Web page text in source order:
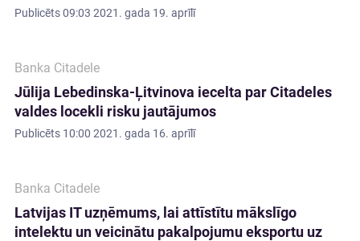
Publicēts09:03 2021. gada 19. aprīlī
Banka Citadele
Jūlija Lebedinska-Ļitvinova iecelta par Citadeles
valdes locekli risku jautājumos
Publicēts 10:00 2021. gada 16. aprīlī
Banka Citadele
Latvijas IT uzņēmums, lai attīstītu mākslīgo
intelektu un veicinātu pakalpojumu eksportu uz